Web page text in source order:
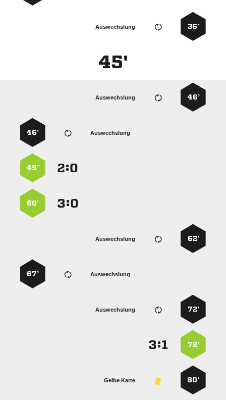
36’
Auswechslung
45'
46’
Auswechslung
Auswechslung
46’
:
49’
:
60’
62’
Auswechslung
Auswechslung
67’
72’
Auswechslung
72’
:
80’
Gelbe Karte